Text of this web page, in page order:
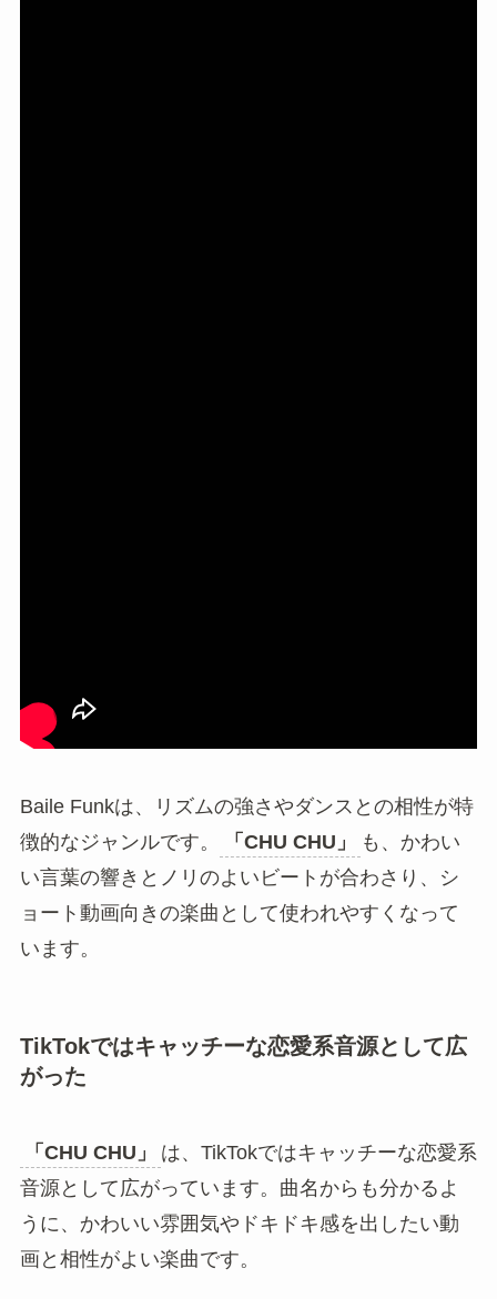
Baile Funkは、リズムの強さやダンスとの相性が特
徴的なジャンルです。
「CHU CHU」
も、かわい
い言葉の響きとノリのよいビートが合わさり、シ
ョート動画向きの楽曲として使われやすくなって
います。
TikTokではキャッチーな恋愛系音源として広
がった
「CHU CHU」
は、TikTokではキャッチーな恋愛系
音源として広がっています。曲名からも分かるよ
うに、かわいい雰囲気やドキドキ感を出したい動
画と相性がよい楽曲です。